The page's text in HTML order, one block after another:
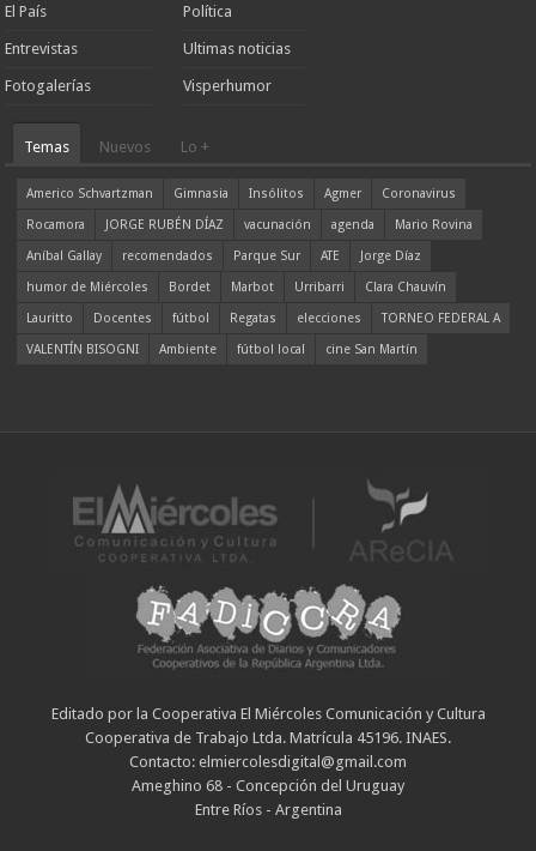
El País
Entrevistas
Fotogalerías
Política
Ultimas noticias
Visperhumor
Temas Nuevos Lo +
Americo Schvartzman Gimnasia Insólitos Agmer
Coronavirus
Rocamora
JORGE RUBÉN DÍAZ vacunación agenda
Mario Rovina
Aníbal Gallay
recomendados Parque Sur ATE
Jorge Díaz
humor de Miércoles
Bordet Marbot Urribarri
Clara Chauvín
Lauritto
Docentes fútbol Regatas elecciones
TORNEO FEDERAL A
VALENTÍN BISOGNI
Ambiente fútbol local cine San Martín
Editado por la Cooperativa El Miércoles Comunicación y Cultura
Cooperativa de Trabajo Ltda. Matrícula 45196. INAES.
Contacto: elmiercolesdigital@gmail.com
Ameghino 68 - Concepción del Uruguay
Entre Ríos - Argentina